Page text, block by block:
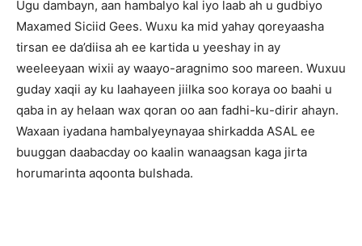
Ugu dambayn, aan hambalyo kal iyo laab ah u gudbiyo
Maxamed Siciid Gees. Wuxu ka mid yahay qoreyaasha
tirsan ee da’diisa ah ee kartida u yeeshay in ay
weeleeyaan wixii ay waayo-aragnimo soo mareen. Wuxuu
guday xaqii ay ku laahayeen jiilka soo koraya oo baahi u
qaba in ay helaan wax qoran oo aan fadhi-ku-dirir ahayn.
Waxaan iyadana hambalyeynayaa shirkadda ASAL ee
buuggan daabacday oo kaalin wanaagsan kaga jirta
horumarinta aqoonta bulshada.